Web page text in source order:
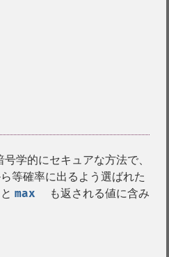
学的にセキュアな方法で、
等確率に出るよう選ばれた
と max も返される値に含み